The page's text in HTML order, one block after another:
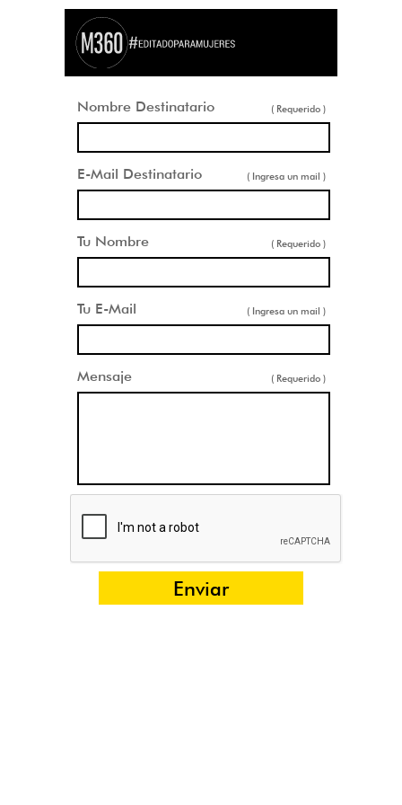
Nombre Destinatario ( Requerido )
E-Mail Destinatario ( Ingresa un mail )
Tu Nombre ( Requerido )
Tu E-Mail ( Ingresa un mail )
Mensaje ( Requerido )